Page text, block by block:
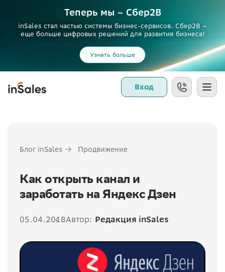
Теперь мы – Сбер2B
inSales стал частью системы бизнес-сервисов. Сбер2В –
еще больше цифровых решений для развития бизнеса!
Узнать больше
Вход
Блог inSales Продвижение
Как открыть канал и
заработать на Яндекс Дзен
05.04.2018Автор: Редакция inSales